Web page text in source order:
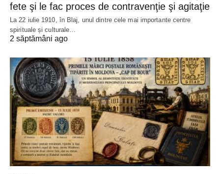
fete şi le fac proces de contravenţie şi agitaţie
La 22 iulie 1910, în Blaj, unul dintre cele mai importante centre
spirituale și culturale…
2 săptămâni ago